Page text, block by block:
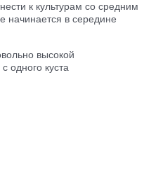
к культурам со средним
начинается в середине
высокой
одного куста